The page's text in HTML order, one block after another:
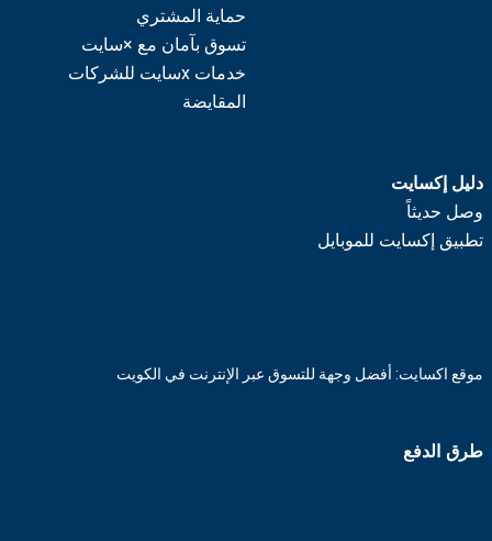
حماية المشتري
تسوق بآمان مع ×سايت
خدمات xسايت للشركات
المقايضة
دليل إكسايت
وصل حديثاً
تطبيق إكسايت للموبايل
موقع اكسايت: أفضل وجهة للتسوق عبر الإنترنت في الكويت
طرق الدفع